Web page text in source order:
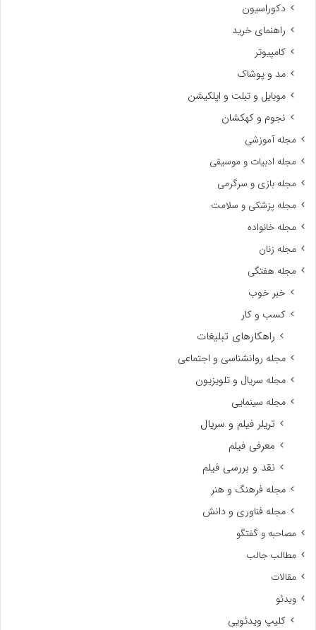
دکوراسیون
راهنمای خرید
کامپیوتر
مد و پوشاک
موبایل و تبلت و اپلکیشن
نجوم و کهکشان
مجله آموزشی
مجله ادبیات و موسیقی
مجله بازی و سرگرمی
مجله پزشکی و سلامت
مجله خانواده
مجله زنان
مجله هفتگی
خبر خوب
کسب و کار
راهکارهای تبلیغات
مجله روانشناسی و اجتماعی
مجله سریال و تلویزیون
مجله سینمایی
تریلر فیلم و سریال
معرفی فیلم
نقد و بررسی فیلم
مجله فرهنگ و هنر
مجله فناوری و دانش
مصاحبه و گفتگو
مطالب جالب
مقالات
ویدئو
کلیپ ویدئویی